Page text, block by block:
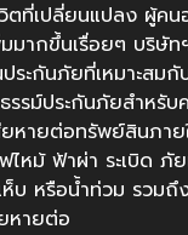
ตที่เปลี่ยนแปลง ผู้คน
มากขึ้นเรื่อยๆ บริษัท
ะกันภัยที่เหมาะสม
รม์ประกันภัยสำหรับ
หายต่อทรัพย์สินภาย
ไหม้ ฟ้าผ่า ระเบิด ภั
บ หรือน้ำท่วม รวม
หายต่อ